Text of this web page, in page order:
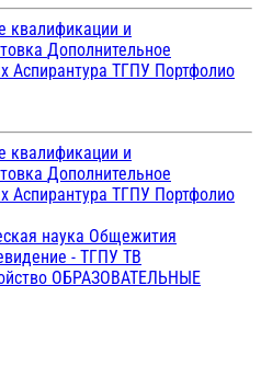
квалификации и
Дополнительное
Аспирантура ТГПУ Портфолио
квалификации и
Дополнительное
Аспирантура ТГПУ Портфолио
наука Общежития
- ТГПУ ТВ
ОБРАЗОВАТЕЛЬНЫЕ